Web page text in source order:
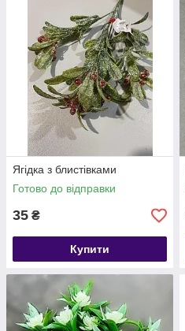
Ягідка з блистівками
Готово до відправки
35 ₴
Купити